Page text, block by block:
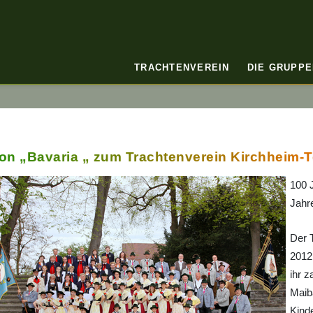
TRACHTENVEREIN DIE
„Bavaria „ zum Trachtenverein Kirchheim-
100
Der
ihr